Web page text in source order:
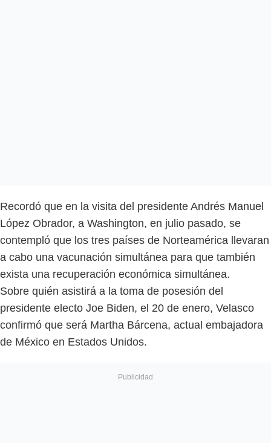
Recordó que en la visita del presidente Andrés Manuel
López Obrador, a Washington, en julio pasado, se
contempló que los tres países de Norteamérica llevaran
a cabo una vacunación simultánea para que también
exista una recuperación económica simultánea.
Sobre quién asistirá a la toma de posesión del
presidente electo Joe Biden, el 20 de enero, Velasco
confirmó que será Martha Bárcena, actual embajadora
de México en Estados Unidos.